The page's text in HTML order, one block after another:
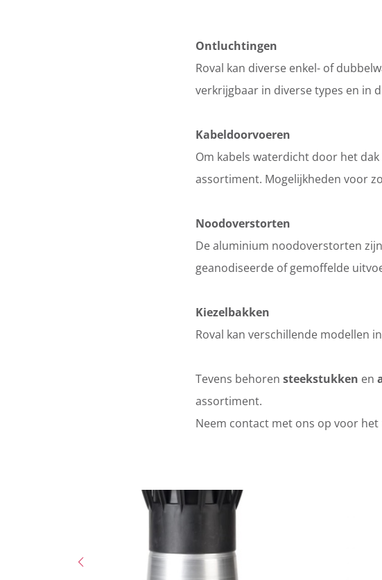
Ontluchtingen
Roval kan diverse enkel- of
verkrijgbaar in diverse types en in
Kabeldoorvoeren
Om kabels waterdicht door het
assortiment. Mogelijkheden voor
Noodoverstorten
De aluminium noodoverstorten
geanodiseerde of gemoffelde
Kiezelbakken
Roval kan verschillende modellen
Tevens behoren steekstukken en
assortiment.
Neem contact met ons op voor